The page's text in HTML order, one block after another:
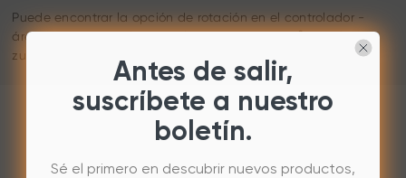
Puede encontrar la opción de rotación en el controlador -
área de trabajo. Seleccione la opción Girar 180° para los
zurdos.
Antes de salir,
suscríbete a nuestro
boletín.
Sé el primero en descubrir nuevos productos,